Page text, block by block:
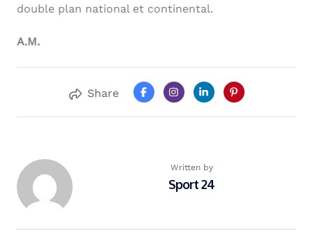
double plan national et continental.
A.M.
Share
Written by
Sport 24